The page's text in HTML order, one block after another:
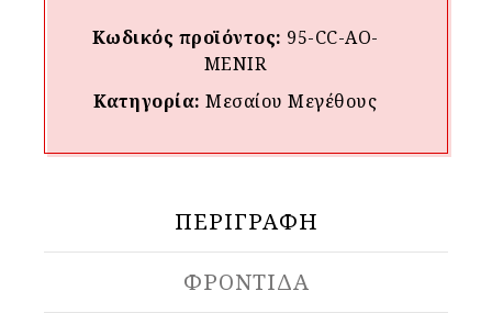
Κωδικός προϊόντος: 95-CC-AO-
MENIR
Κατηγορία:Μεσαίου Mεγέθους
ΠΕΡΙΓΡΑΦΉ
ΦΡΟΝΤΙΔΑ